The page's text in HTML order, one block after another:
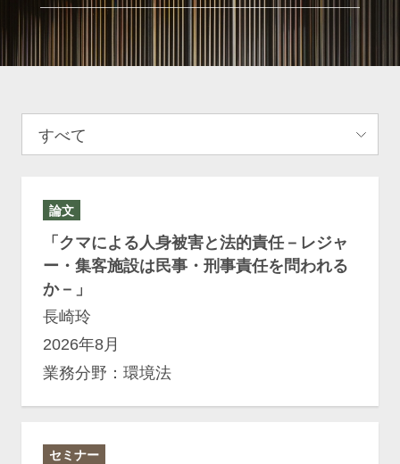
論文
「クマによる人身被害と法的責任－レジャ
ー・集客施設は民事・刑事責任を問われる
か－」
長崎玲
2026年8月
業務分野：環境法
セミナー